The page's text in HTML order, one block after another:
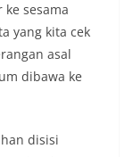
sesama
yang kita cek
asal
dibawa ke
disisi